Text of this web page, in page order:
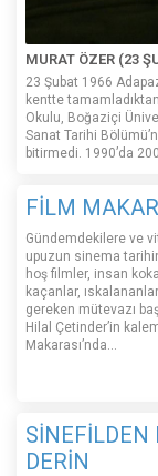
MURAT ÖZER (23
23 Şubat 1966
kentte
Okulu, Boğaziçi
Sanat Tarihi
bitirmedi. 1990’da
FİLM
Gündemdekilere ve
upuzun sinema
hoş filmler, insan
kaçanlar,
gereken mütevazı
Hilal Çetinder’in
Makarası’nda…
DERİN